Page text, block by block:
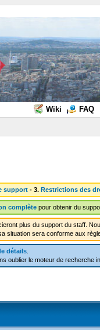
Wiki FAQ
support - 3. Restrictions des
complètepour obtenir du
plus du support du staff.
situation sera conforme aux
détails.
oublier le moteur de recherche